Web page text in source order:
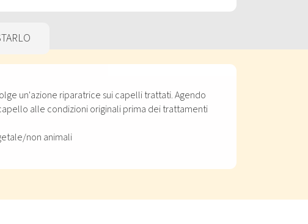
un'azione riparatrice sui capelli trattati. Agendo
alle condizioni originali prima dei trattamenti
non animali